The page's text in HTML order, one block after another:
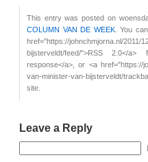
This entry was posted on
COLUMN VAN DE WEEK. You
href="https://johnchmjorna.nl/2011/
bijsterveldt/feed/">RSS 2.0</
response</a>, or <a href="https://
van-minister-van-bijsterveldt/
site.
Leave a Reply